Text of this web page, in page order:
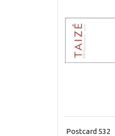
Postcard 532